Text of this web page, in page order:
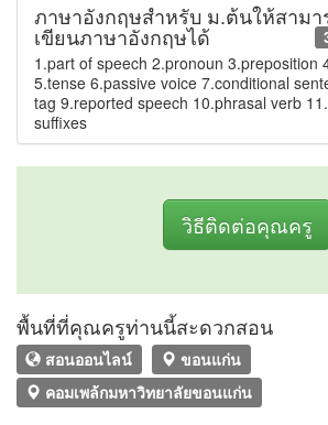
ภาษาอังกฤษสำหรับ ม.ต้นให้สาม
เขียนภาษาอังกฤษได้
1.part of speech 2.pronoun 3.preposition
5.tense 6.passive voice 7.conditional
tag 9.reported speech 10.phrasal verb
suffixes
วิธีติดต่อคุณครู
พื้นที่ที่คุณครูท่านนี้สะดวกสอน
สอนออนไลน์
ขอนแก่น
คอมเพล้กมหาวิทยาลัยขอนแก่น